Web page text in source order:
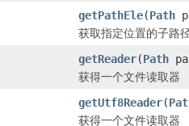
getPathEle(Path
获取指定位置的子路
getReader(Path
获得一个文件读取器
getUtf8Reader(
获得一个文件读取器